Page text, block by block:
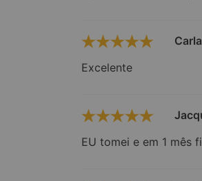
Excelente
EU tomei e em 1 mês